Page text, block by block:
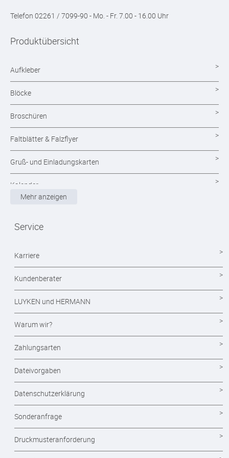
Telefon 02261 / 7099-90 - Mo. - Fr. 7.00 - 16.00 Uhr
Produktübersicht
Aufkleber
Blöcke
Broschüren
Faltblätter & Falzflyer
Gruß- und Einladungskarten
Kalender
Mappen drucken
Notizblöcke
Durchschreibesätze
Formulare - Formularsätze
Endlosformulare
Briefpapier
Briefumschläge
Visitenkarten drucken
Eintrittskarten
Flyer
Mehr anzeigen
Service
Karriere
Kundenberater
LUYKEN und HERMANN
Warum wir?
Zahlungsarten
Dateivorgaben
Datenschutzerklärung
Sonderanfrage
Druckmusteranforderung